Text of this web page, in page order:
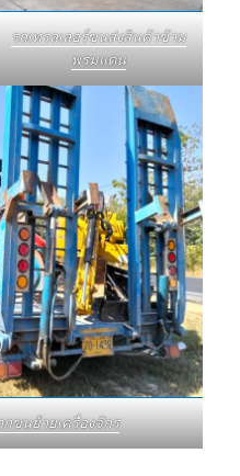
รถเทรลเลอร์ขนส่งสินค้าข้าม
พรมแดน
ขนย้ายเครื่องจักร